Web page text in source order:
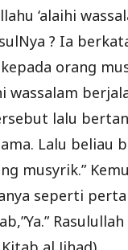
‘alaihi
? Ia
orang
wassalam
lalu
Lalu beliau
musyrik.”
seperti
Rasulullah